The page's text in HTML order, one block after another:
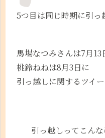
5つ目は同じ時期に引っ
馬場なつみさんは7月13
桃鈴ねねは8月3日に
引っ越しに関するツイ
引っ越しってこん